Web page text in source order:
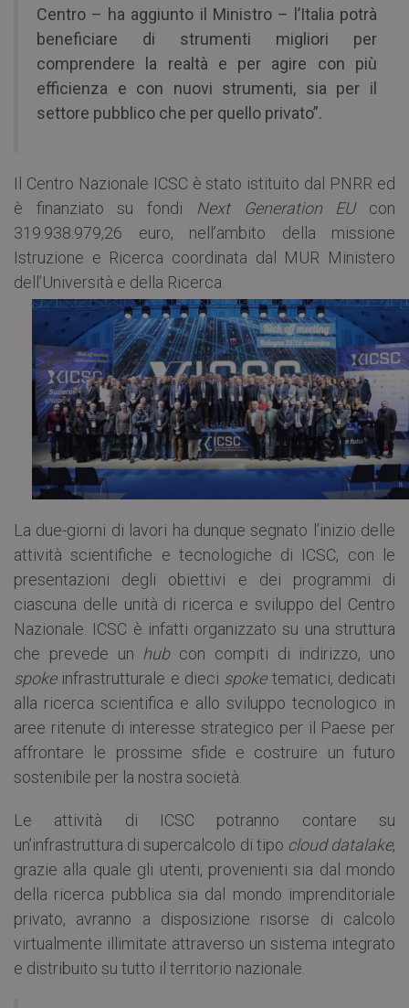
Centro – ha aggiunto il Ministro – l’Italia potrà
beneficiare di strumenti migliori per
comprendere la realtà e per agire con più
efficienza e con nuovi strumenti, sia per il
settore pubblico che per quello privato”.
Il Centro Nazionale ICSC è stato istituito dal PNRR ed
è finanziato su fondi Next Generation EUcon
319.938.979,26 euro, nell’ambito della missione
Istruzione e Ricerca coordinata dal MUR Ministero
dell’Università e della Ricerca.
La due-giorni di lavori ha dunque segnato l’inizio delle
attività scientifiche e tecnologiche di ICSC, con le
presentazioni degli obiettivi e dei programmi di
ciascuna delle unità di ricerca e sviluppo del Centro
Nazionale. ICSC è infatti organizzato su una struttura
che prevede un hubcon compiti di indirizzo, uno
spokeinfrastrutturale e dieci spoketematici, dedicati
alla ricerca scientifica e allo sviluppo tecnologico in
aree ritenute di interesse strategico per il Paese per
affrontare le prossime sfide e costruire un futuro
sostenibile per la nostra società.
Le attività di ICSC potranno contare su
un’infrastruttura di supercalcolo di tipo cloud datalake,
grazie alla quale gli utenti, provenienti sia dal mondo
della ricerca pubblica sia dal mondo imprenditoriale
privato, avranno a disposizione risorse di calcolo
virtualmente illimitate attraverso un sistema integrato
e distribuito su tutto il territorio nazionale.